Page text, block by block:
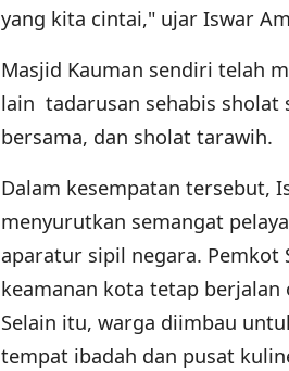
yang kita cintai," ujar Iswar
Masjid Kauman sendiri telah
lain tadarusan sehabis sholat
bersama, dan sholat tarawih.
Dalam kesempatan tersebut,
menyurutkan semangat
aparatur sipil negara.
keamanan kota tetap
Selain itu, warga diimbau
tempat ibadah dan pusat